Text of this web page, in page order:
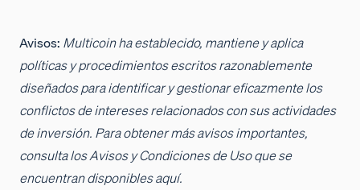
Avisos:Multicoin ha establecido, mantiene y aplica
políticas y procedimientos escritos razonablemente
diseñados para identificar y gestionar eficazmente los
conflictos de intereses relacionados con sus actividades
de inversión. Para obtener más avisos importantes,
consulta los Avisos y Condiciones de Uso que se
encuentran disponibles aquí.